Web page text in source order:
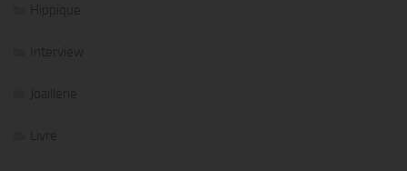
Hippique
Interview
Joaillerie
Livre